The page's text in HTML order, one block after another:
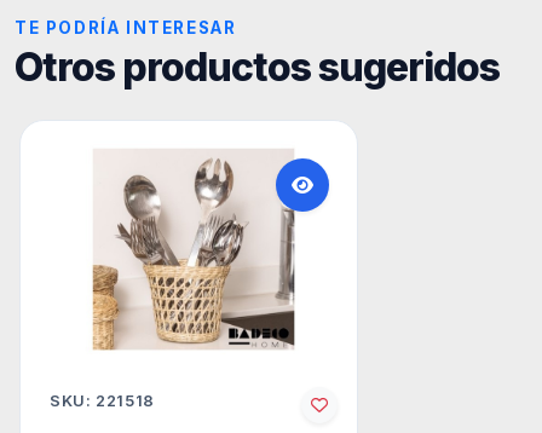
TE PODRÍA INTERESAR
Otros productos sugeridos
SKU: 221518